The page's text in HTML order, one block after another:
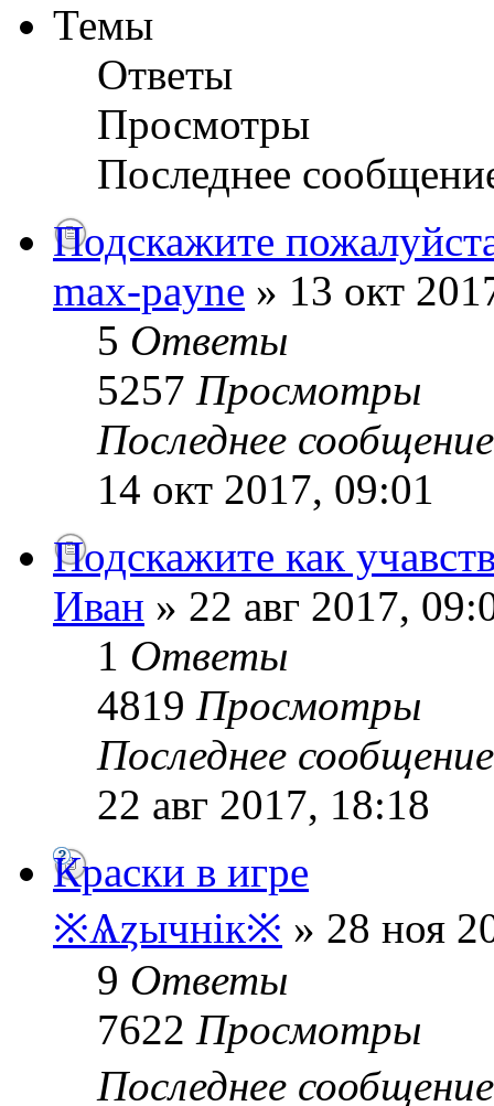
Темы
Ответы
Просмотры
Последнее
Подскажите
max-payne » 13 окт
5 Ответы
5257 Просмотры
Последнее
14 окт 2017, 09:01
Подскажите как
Иван » 22 авг 2017,
1 Ответы
4819 Просмотры
Последнее
22 авг 2017, 18:18
Краски в игре
※Ѧȥычнік※ » 28 ноя
9 Ответы
7622 Просмотры
Последнее